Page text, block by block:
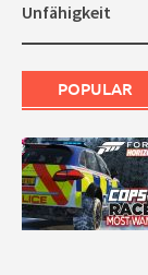
Unfähigkeit
POPULAR